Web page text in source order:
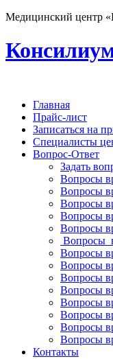
Медицинский центр
Главная
Прайс-лист
Записаться на
Специалисты
Вопрос-Ответ
Задать
Вопросы
Вопросы
Вопросы
Вопросы
Вопросы
Вопросы
Вопросы
Вопросы
Вопросы
Вопросы
Вопросы
Вопросы
Вопросы
Вопросы
Контакты